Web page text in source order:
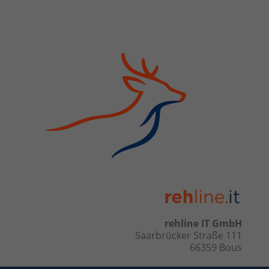
rehline IT GmbH
Saarbrücker Straße 111
66359 Bous